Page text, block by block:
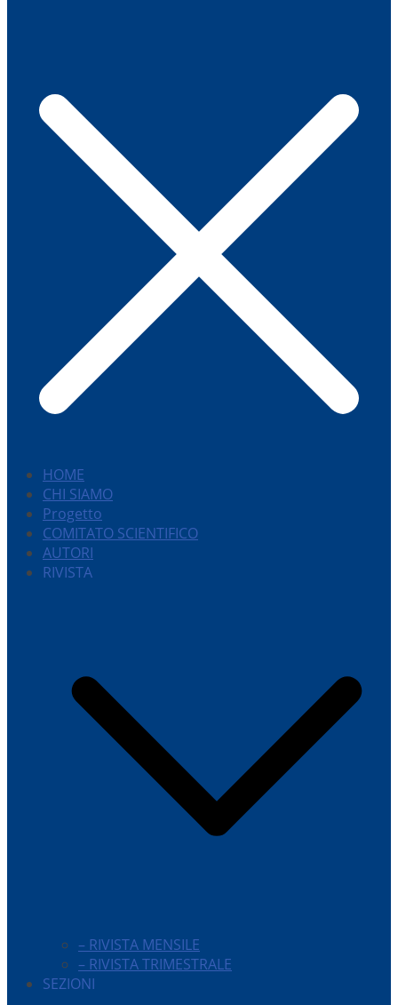
HOME
CHI SIAMO
Progetto
COMITATO SCIENTIFICO
AUTORI
RIVISTA
– RIVISTA MENSILE
– RIVISTA TRIMESTRALE
SEZIONI